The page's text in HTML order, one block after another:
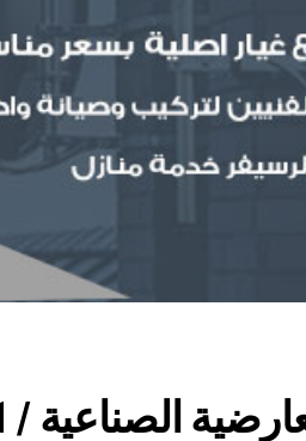
/ فني تركيب وصيانة ستلايت هندي